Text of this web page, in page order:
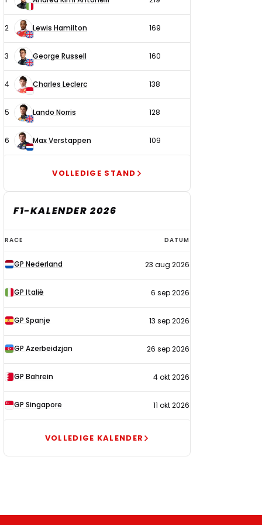
coureurs
2 Lewis Hamilton 169
3 George Russell 160
4 Charles Leclerc 138
5 Lando Norris 128
6 Max Verstappen 109
VOLLEDIGE STAND
F1-KALENDER 2026
F1-
kalender
2026
RACE DATUM
GP Nederland 23 aug 2026
GP Italië 6 sep 2026
GP Spanje 13 sep 2026
GP Azerbeidzjan 26 sep 2026
GP Bahrein 4 okt 2026
GP Singapore 11 okt 2026
VOLLEDIGE KALENDER